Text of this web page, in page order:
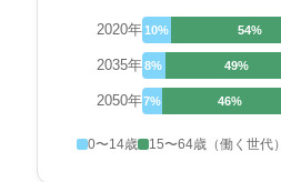
2020年10% 54%
2035年 8% 49%
2050年7% 46%
0〜14歳 15〜64歳（働く世代）